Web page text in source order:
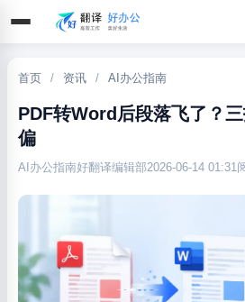
首页 / 资讯 / AI办公指南
PDF转Word后段落飞了？
偏
AI办公指南好翻译编辑部2026-06-14 01:31